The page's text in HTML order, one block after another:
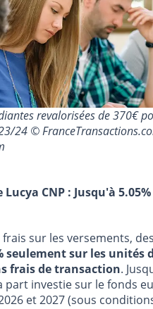
revalorisées de 370€
24 ©
Lucya CNP : Jusqu'à
frais sur les versements, des
seulement sur les unités
frais de transaction.
investie sur le fonds
et 2027 (sous